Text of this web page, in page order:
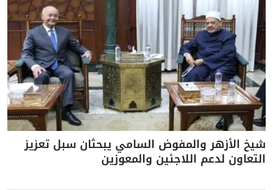
شيخ الأزهر والمفوض السامي يبحثان سبل تعزيز
التعاون لدعم اللاجئين والمعوزين